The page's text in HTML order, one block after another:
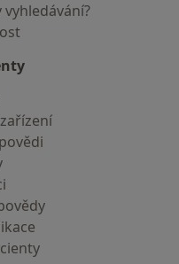
vyhledávání?